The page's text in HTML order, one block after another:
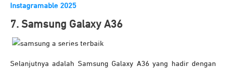
Instagramable 2025
7. Samsung Galaxy A36
Selanjutnya adalah Samsung Galaxy A36 yang hadir dengan